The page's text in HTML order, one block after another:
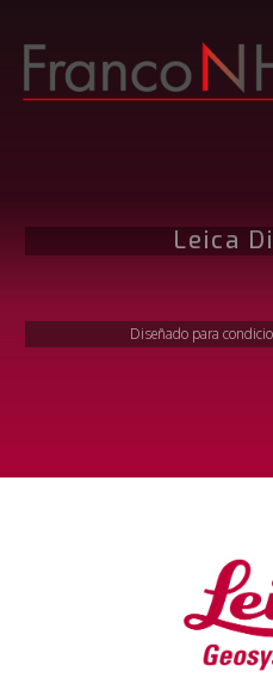
Leica
Diseñado para